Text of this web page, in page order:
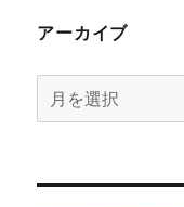
アーカイブ
ー
イ